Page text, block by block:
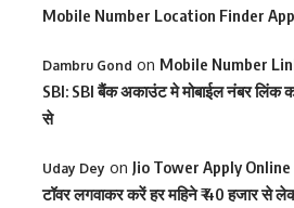
Mobile Number Location Finder
Dambru Gond on Mobile Number
SBI: SBI बैंक अकाउंट मे मोबाईल नंबर लिंक
से
Uday Dey on Jio Tower Apply Online
टॉवर लगवाकर करें हर महिने ₹ 40 हजार से